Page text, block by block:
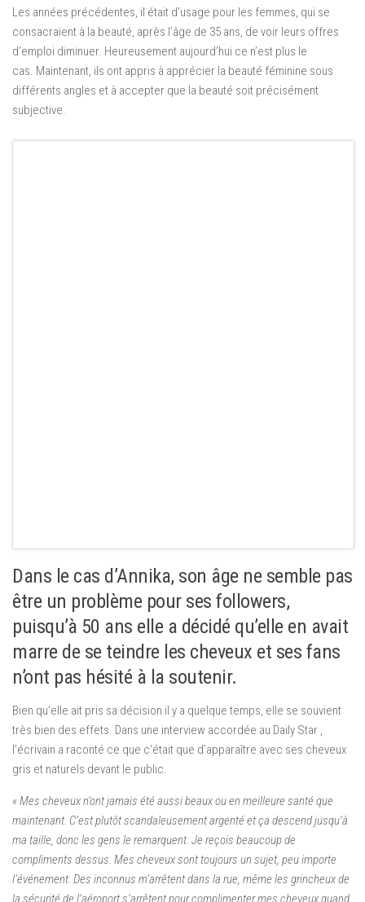
Les années précédentes, il était d’usage pour les femmes, qui se
consacraient à la beauté, après l’âge de 35 ans, de voir leurs offres
d’emploi diminuer. Heureusement aujourd’hui ce n’est plus le
cas. Maintenant, ils ont appris à apprécier la beauté féminine sous
différents angles et à accepter que la beauté soit précisément
subjective.
Dans le cas d’Annika, son âge ne semble pas
être un problème pour ses followers,
puisqu’à 50 ans elle a décidé qu’elle en avait
marre de se teindre les cheveux et ses fans
n’ont pas hésité à la soutenir.
Bien qu’elle ait pris sa décision il y a quelque temps, elle se souvient
très bien des effets. Dans une interview accordée au Daily Star ,
l’écrivain a raconté ce que c’était que d’apparaître avec ses cheveux
gris et naturels devant le public.
« Mes cheveux n’ont jamais été aussi beaux ou en meilleure santé que
maintenant. C’est plutôt scandaleusement argenté et ça descend jusqu’à
ma taille, donc les gens le remarquent. Je reçois beaucoup de
compliments dessus. Mes cheveux sont toujours un sujet, peu importe
l’événement. Des inconnus m’arrêtent dans la rue, même les grincheux de
la sécurité de l’aéroport s’arrêtent pour complimenter mes cheveux quand